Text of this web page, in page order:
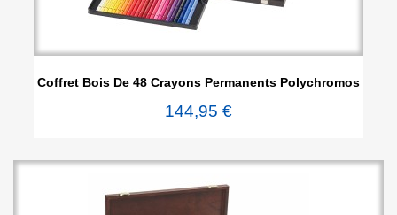
Coffret Bois De 48 Crayons Permanents Polychromos
144,95 €